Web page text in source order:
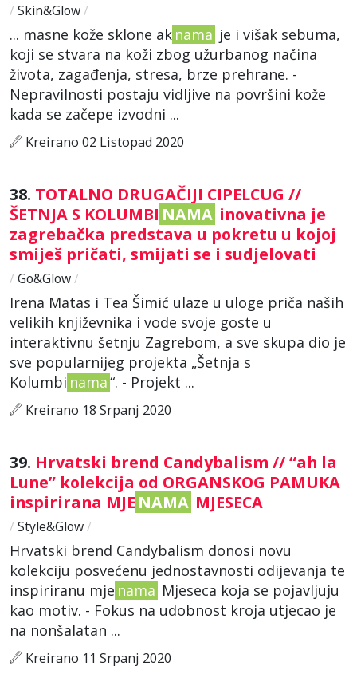
/ Skin&Glow/
... masne kože sklone ak nama je i višak sebuma,
koji se stvara na koži zbog užurbanog načina
života, zagađenja, stresa, brze prehrane. -
Nepravilnosti postaju vidljive na površini kože
kada se začepe izvodni ...
Kreirano 02 Listopad 2020
38. TOTALNO DRUGAČIJI CIPELCUG //
ŠETNJA S KOLUMBI NAMA inovativna je
zagrebačka predstava u pokretu u kojoj
smiješ pričati, smijati se i sudjelovati
/ Go&Glow/
Irena Matas i Tea Šimić ulaze u uloge priča naših
velikih književnika i vode svoje goste u
interaktivnu šetnju Zagrebom, a sve skupa dio je
sve popularnijeg projekta „Šetnja s
Kolumbi nama“. - Projekt ...
Kreirano 18 Srpanj 2020
39. Hrvatski brend Candybalism // “ah la
Lune” kolekcija od ORGANSKOG PAMUKA
inspirirana MJE NAMA MJESECA
/ Style&Glow/
Hrvatski brend Candybalism donosi novu
kolekciju posvećenu jednostavnosti odijevanja te
inspiriranu mje nama Mjeseca koja se pojavljuju
kao motiv. - Fokus na udobnost kroja utjecao je
na nonšalatan ...
Kreirano 11 Srpanj 2020